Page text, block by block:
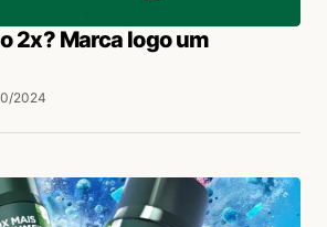
2x? Marca logo um
2024